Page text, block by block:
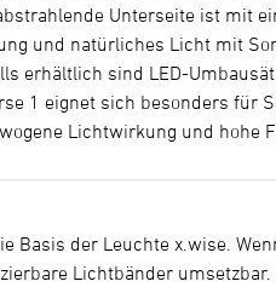
Unterseite ist mit
und natürliches Licht mit
erhältlich sind LED-
1 eignet sich besonders für
Lichtwirkung und hohe
Basis der Leuchte x.wise.
Lichtbänder